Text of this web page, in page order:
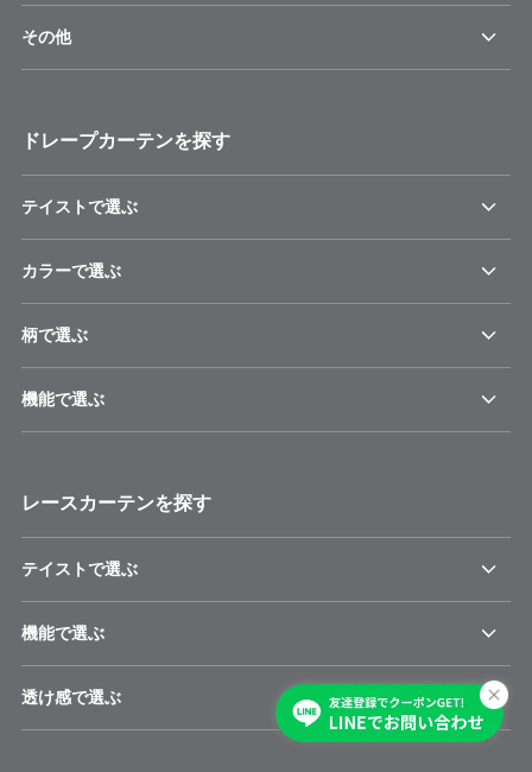
その他
ドレープカーテンを探す
テイストで選ぶ
カラーで選ぶ
柄で選ぶ
機能で選ぶ
レースカーテンを探す
テイストで選ぶ
機能で選ぶ
透け感で選ぶ